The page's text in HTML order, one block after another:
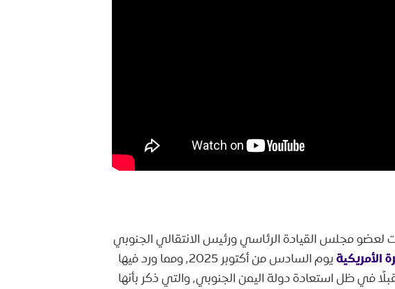
لعضو مجلس القيادة الرئاسي ورئيس الانتقالي الجنوبي
الأمريكية
يوم السادس من أكتوبر ٬2025 ومما ورد فيها
الحديث حول خارطة سيطرة الانتقالي الجنوبي مستقبلًا في ظل استعادة دولة اليمن الجنوبي٬ والتي ذكر بأنها